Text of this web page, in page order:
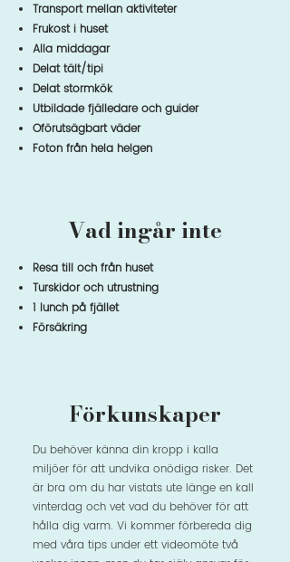
Transport mellan aktiviteter
Frukost i huset
Alla middagar
Delat tält/tipi
Delat stormkök
Utbildade fjälledare och guider
Oförutsägbart väder
Foton från hela helgen
Vad ingår inte
Resa till och från huset
Turskidor och utrustning
1 lunch på fjället
Försäkring
Förkunskaper
Du behöver känna din kropp i kalla
miljöer​ för att undvika onödiga risker. Det
är bra om du har vistats ute länge en kall
vinterdag och vet vad du behöver för att
hålla dig varm. Vi kommer förbereda dig
med våra tips under ett videomöte två